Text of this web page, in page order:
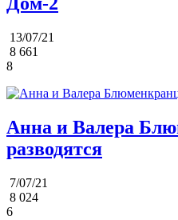
13/07/21
8 661
8
Анна и Валера
разводятся
7/07/21
8 024
6